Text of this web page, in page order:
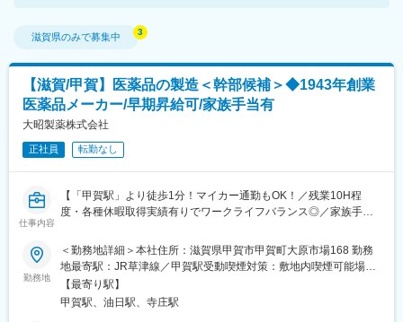
滋賀県のみで募集中
【滋賀/甲賀】医薬品の製造＜幹部候補＞◆1943年創業
医薬品メーカー/早期昇給可/家族手当有
大昭製薬株式会社
正社員 転勤なし
仕事内容
【「甲賀駅」より徒歩1分！マイカー通勤もOK！／残業10H程
度・各種休暇取得実績有りでワークライフバランス◎／家族手
■職務内容：
・各部門：幹部候補募集
「すべてはみなさまの健康のために」をモットーにする、創業81
年OTC医薬品の製造メーカの募集です。
勤務地
＜勤務地詳細＞本社住所：滋賀県甲賀市甲賀町大原市場168 勤務
地最寄駅：JR草津線／甲賀駅受動喫煙対策：敷地内喫煙可能場所
あり変更の範囲：会社の定める事業所
【最寄り駅】
甲賀駅、油日駅、寺庄駅